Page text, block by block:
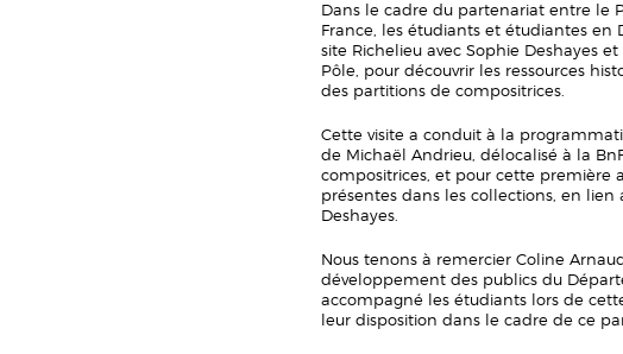
Dans le cadre du partenariat entre le
France, les étudiants et étudiantes en
site Richelieu avec Sophie Deshayes
Pôle, pour découvrir les ressources
des partitions de compositrices.
Cette visite a conduit à la
de Michaël Andrieu, délocalisé à la
compositrices, et pour cette première
présentes dans les collections, en lien
Deshayes.
Nous tenons à remercier Coline
développement des publics du
accompagné les étudiants lors de
leur disposition dans le cadre de ce